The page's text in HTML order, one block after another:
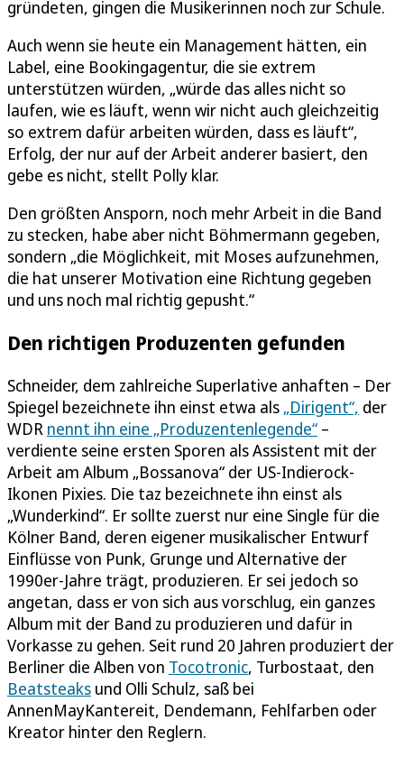
gründeten, gingen die Musikerinnen noch zur Schule.
Auch wenn sie heute ein Management hätten, ein
Label, eine Bookingagentur, die sie extrem
unterstützen würden, „würde das alles nicht so
laufen, wie es läuft, wenn wir nicht auch gleichzeitig
so extrem dafür arbeiten würden, dass es läuft“,
Erfolg, der nur auf der Arbeit anderer basiert, den
gebe es nicht, stellt Polly klar.
Den größten Ansporn, noch mehr Arbeit in die Band
zu stecken, habe aber nicht Böhmermann gegeben,
sondern „die Möglichkeit, mit Moses aufzunehmen,
die hat unserer Motivation eine Richtung gegeben
und uns noch mal richtig gepusht.“
Den richtigen Produzenten gefunden
Schneider, dem zahlreiche Superlative anhaften – Der
Spiegel bezeichnete ihn einst etwa als „Dirigent“, der
WDR nennt ihn eine „Produzentenlegende“ –
verdiente seine ersten Sporen als Assistent mit der
Arbeit am Album „Bossanova“ der US-Indierock-
Ikonen Pixies. Die taz bezeichnete ihn einst als
„Wunderkind“. Er sollte zuerst nur eine Single für die
Kölner Band, deren eigener musikalischer Entwurf
Einflüsse von Punk, Grunge und Alternative der
1990er-Jahre trägt, produzieren. Er sei jedoch so
angetan, dass er von sich aus vorschlug, ein ganzes
Album mit der Band zu produzieren und dafür in
Vorkasse zu gehen. Seit rund 20 Jahren produziert der
Berliner die Alben von Tocotronic, Turbostaat, den
Beatsteaks und Olli Schulz, saß bei
AnnenMayKantereit, Dendemann, Fehlfarben oder
Kreator hinter den Reglern.